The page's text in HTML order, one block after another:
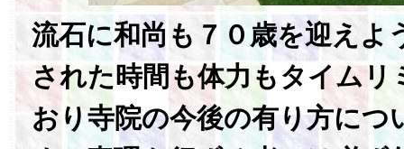
流石に和尚も７０歳を迎えよ
された時間も体力もタイム
おり寺院の今後の有り方につ